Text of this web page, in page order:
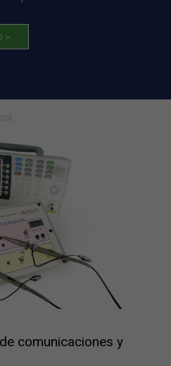
>
comunicaciones y